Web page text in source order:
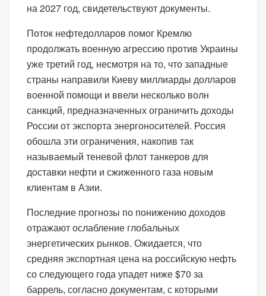
на 2027 год, свидетельствуют документы.
Поток нефтедолларов помог Кремлю
продолжать военную агрессию против Украины
уже третий год, несмотря на то, что западные
страны направили Киеву миллиарды долларов
военной помощи и ввели несколько волн
санкций, предназначенных ограничить доходы
России от экспорта энергоносителей. Россия
обошла эти ограничения, накопив так
называемый теневой флот танкеров для
доставки нефти и сжиженного газа новым
клиентам в Азии.
Последние прогнозы по понижению доходов
отражают ослабление глобальных
энергетических рынков. Ожидается, что
средняя экспортная цена на российскую нефть
со следующего года упадет ниже $70 за
баррель, согласно документам, с которыми